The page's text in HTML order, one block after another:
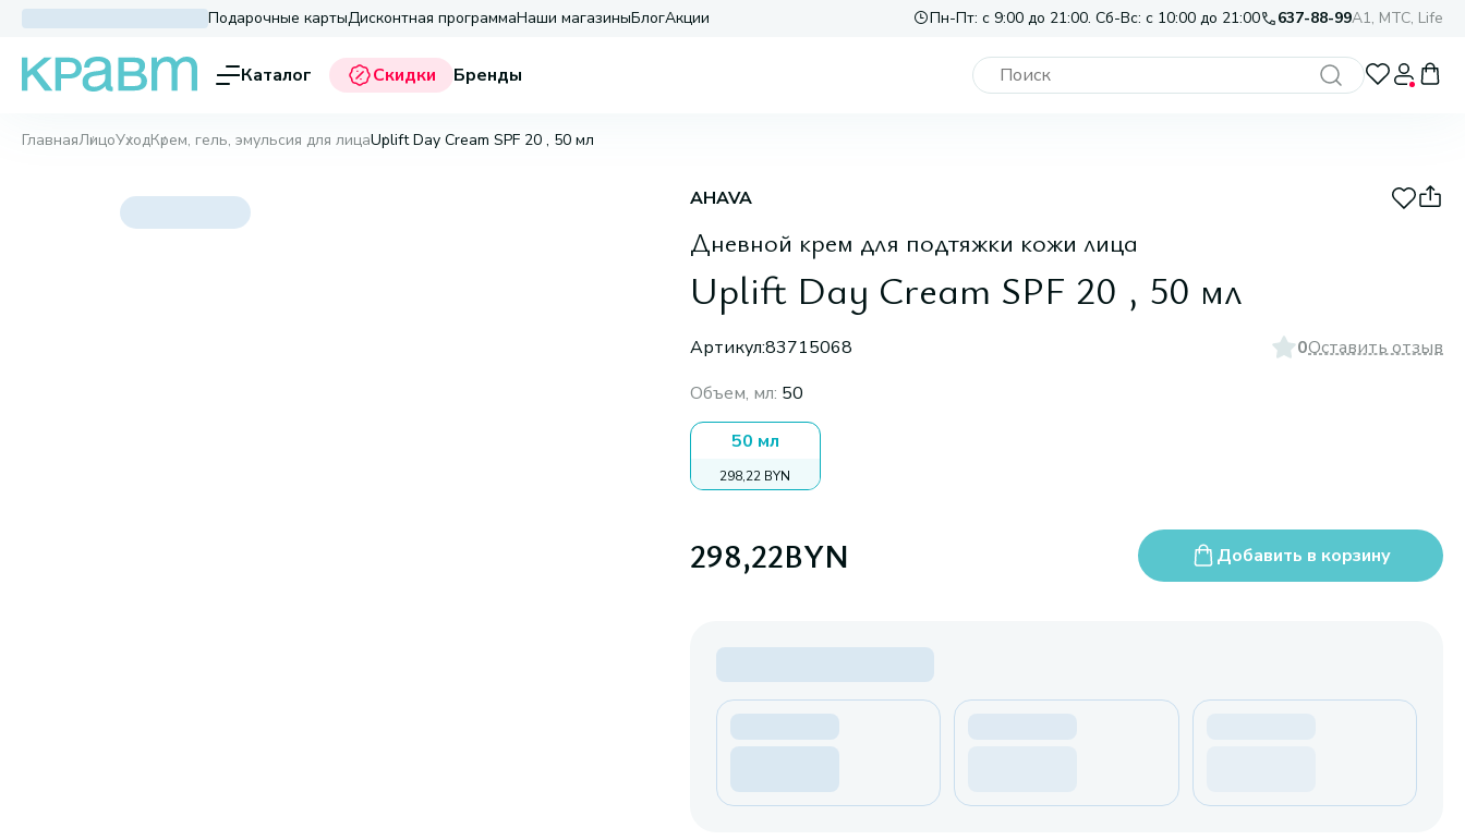
Подарочные картыДисконтная программаНаши магазиныБлогАкции Пн-Пт: с 9:00 до 21:00. Сб-Вс: с 10:00 до 21:00 637-88-99A1, МТС, Life
Каталог Скидки Бренды
ГлавнаяЛицоУходКрем, гель, эмульсия для лицаUplift Day Cream SPF 20 , 50 мл
AHAVA
Дневной крем для подтяжки кожи лица
Uplift Day Cream SPF 20 , 50 мл
Артикул:83715068 0Оставить отзыв
Объем, мл: 50
50 мл
298,22 BYN
298,22BYN Добавить в корзину